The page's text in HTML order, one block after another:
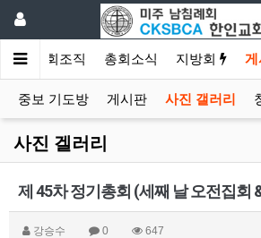
총회조직 총회소식 지방회 게
중보 기도방 게시판 사진 갤러리
사진 겔러리
제 45차 정기총회 (세째 날 오전집회
강승수 0 647